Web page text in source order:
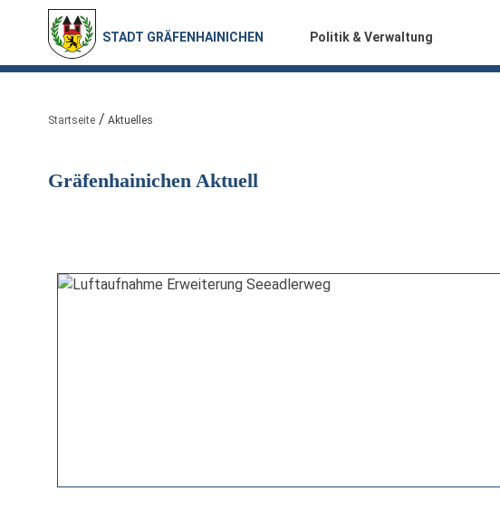
STADT GRÄFENHAINICHEN Politik & Verwaltung
Sie sind hier:
Startseite Aktuelles
Gräfenhainichen Aktuell